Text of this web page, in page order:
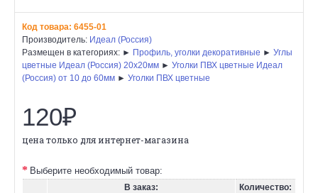
Код товара: 6455-01
Производитель: Идеал (Россия)
Размещен в категориях: ► Профиль, уголки декоративные ► Углы
цветные Идеал (Россия) 20х20мм ► Уголки ПВХ цветные Идеал
(Россия) от 10 до 60мм ► Уголки ПВХ цветные
120₽
цена только для интернет-магазина
Выберите необходимый товар:
В заказ:
Количество: